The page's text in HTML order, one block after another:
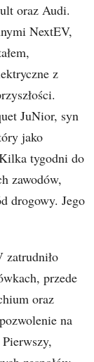
oraz Audi.
NextEV,
z
JuNior, syn
jako
tygodni do
zawodów,
drogowy. Jego
przede
oraz
na